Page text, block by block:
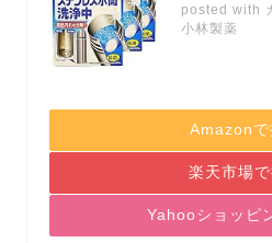
posted with
小林製薬
Amazonで
楽天市場
Yahooショッピ